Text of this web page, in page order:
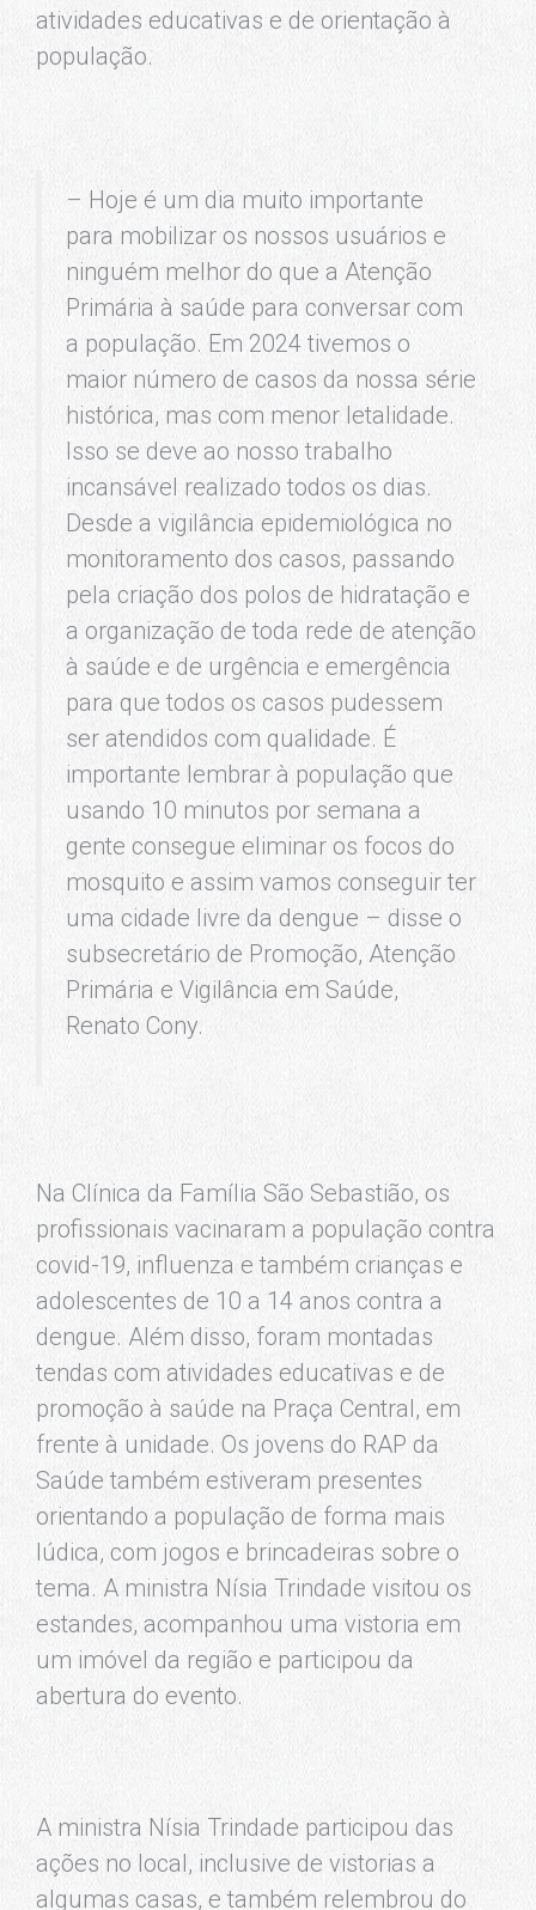
atividades educativas e de orientação à
população.
– Hoje é um dia muito importante
para mobilizar os nossos usuários e
ninguém melhor do que a Atenção
Primária à saúde para conversar com
a população. Em 2024 tivemos o
maior número de casos da nossa série
histórica, mas com menor letalidade.
Isso se deve ao nosso trabalho
incansável realizado todos os dias.
Desde a vigilância epidemiológica no
monitoramento dos casos, passando
pela criação dos polos de hidratação e
a organização de toda rede de atenção
à saúde e de urgência e emergência
para que todos os casos pudessem
ser atendidos com qualidade. É
importante lembrar à população que
usando 10 minutos por semana a
gente consegue eliminar os focos do
mosquito e assim vamos conseguir ter
uma cidade livre da dengue – disse o
subsecretário de Promoção, Atenção
Primária e Vigilância em Saúde,
Renato Cony.
Na Clínica da Família São Sebastião, os
profissionais vacinaram a população contra
covid-19, influenza e também crianças e
adolescentes de 10 a 14 anos contra a
dengue. Além disso, foram montadas
tendas com atividades educativas e de
promoção à saúde na Praça Central, em
frente à unidade. Os jovens do RAP da
Saúde também estiveram presentes
orientando a população de forma mais
lúdica, com jogos e brincadeiras sobre o
tema. A ministra Nísia Trindade visitou os
estandes, acompanhou uma vistoria em
um imóvel da região e participou da
abertura do evento.
A ministra Nísia Trindade participou das
ações no local, inclusive de vistorias a
algumas casas, e também relembrou do